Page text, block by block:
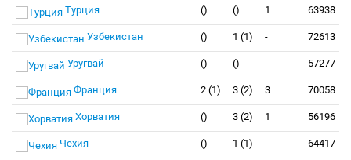
Турция () () 1 63938
Узбекистан () 1 (1) - 72613
Уругвай () () - 57277
Франция 2 (1) 3 (2) 3 70058
Хорватия () 3 (2) 1 56196
Чехия () 1 (1) - 64417